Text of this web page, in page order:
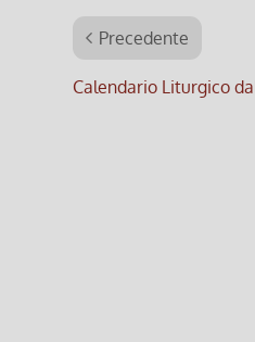
Precedente
Calendario Liturgico